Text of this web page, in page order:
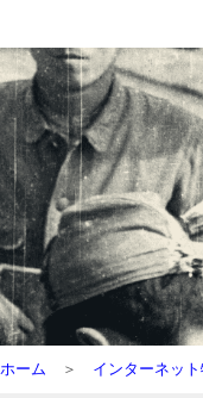
ホーム ＞ インターネッ